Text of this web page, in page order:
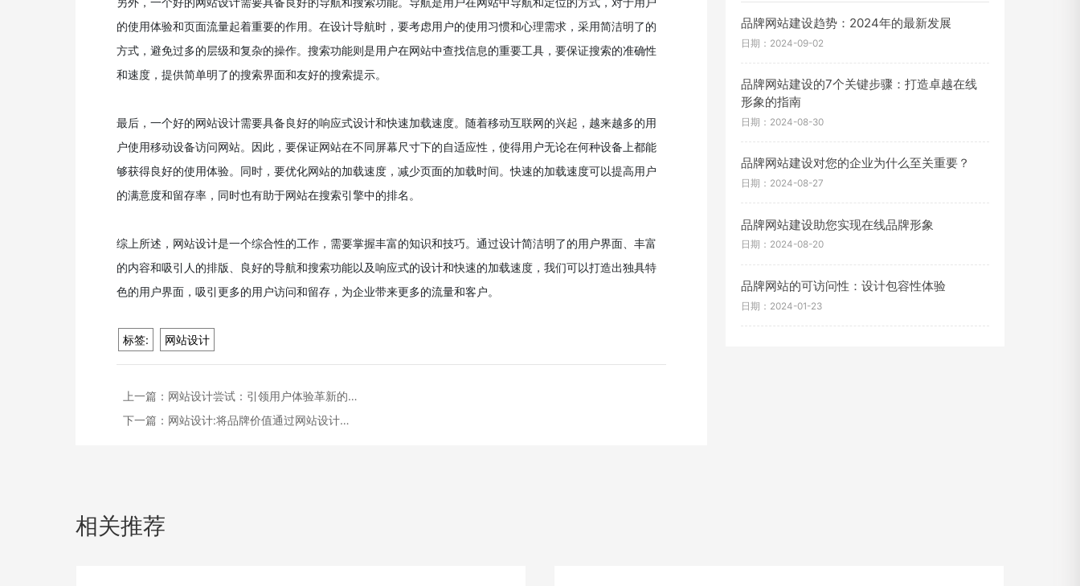
的使用体验和页面流量起着重要的作用。在设计导航时，要考虑用户的使用习惯和心理需求，采用简洁明了的
方式，避免过多的层级和复杂的操作。搜索功能则是用户在网站中查找信息的重要工具，要保证搜索的准确性
和速度，提供简单明了的搜索界面和友好的搜索提示。
最后，一个好的网站设计需要具备良好的响应式设计和快速加载速度。随着移动互联网的兴起，越来越多的用
户使用移动设备访问网站。因此，要保证网站在不同屏幕尺寸下的自适应性，使得用户无论在何种设备上都能
够获得良好的使用体验。同时，要优化网站的加载速度，减少页面的加载时间。快速的加载速度可以提高用户
的满意度和留存率，同时也有助于网站在搜索引擎中的排名。
综上所述，网站设计是一个综合性的工作，需要掌握丰富的知识和技巧。通过设计简洁明了的用户界面、丰富
的内容和吸引人的排版、良好的导航和搜索功能以及响应式的设计和快速的加载速度，我们可以打造出独具特
色的用户界面，吸引更多的用户访问和留存，为企业带来更多的流量和客户。
标签: 网站设计
上一篇： 网站设计尝试：引领用户体验革新的…
下一篇： 网站设计:将品牌价值通过网站设计…
品牌网站建设趋势：2024年的最新发展
日期：2024-09-02
品牌网站建设的7个关键步骤：打造卓越在线
形象的指南
日期：2024-08-30
品牌网站建设对您的企业为什么至关重要？
日期：2024-08-27
品牌网站建设助您实现在线品牌形象
日期：2024-08-20
品牌网站的可访问性：设计包容性体验
日期：2024-01-23
相关推荐